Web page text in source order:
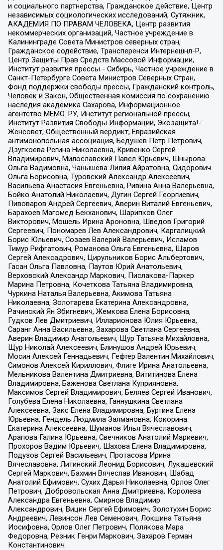
и социального партнерства, Гражданское действие, Центр
независимых социологических исследований, Сутяжник,
АКАДЕМИЯ ПО ПРАВАМ ЧЕЛОВЕКА, Центр развития
некоммерческих организаций, Частное учреждение в
Калининграде Совета Министров северных стран,
Гражданское содействие, Трансперенси Интернешнл-Р,
Центр Защиты Прав Средств Массовой Информации,
Институт развития прессы - Сибирь, Частное учреждение в
Санкт-Петербурге Совета Министров Северных Стран,
Фонд поддержки свободы прессы, Гражданский контроль,
Человек и Закон, Общественная комиссия по сохранению
наследия академика Сахарова, Информационное
агентство МЕМО. РУ, Институт региональной прессы,
Институт Развития Свободы Информации, Экозащита!-
Женсовет, Общественный вердикт, Евразийская
антимонопольная ассоциация, Бедушев Петр Петрович,
Дзугкоева Регина Николаевна, Кривенко Сергей
Владимирович, Милославский Павел Юрьевич, Шнырова
Ольга Вадимовна, Чанышева Лилия Айратовна, Сидорович
Ольга Борисовна, Туровский Александр Алексеевич,
Васильева Анастасия Евгеньевна, Ривина Анна Валерьевна,
Бойко Анатолий Николаевич, Дугин Сергей Георгиевич,
Пивоваров Андрей Сергеевич, Аверин Виталий Евгеньевич,
Барахоев Магомед Бекханович, Шарипков Олег
Викторович, Мошель Ирина Ароновна, Шведов Григорий
Сергеевич, Пономарев Лев Александрович, Каргалицкий
Борис Юльевич, Созаев Валерий Валерьевич, Исламов
Тимур Рифгатович, Романова Ольга Евгеньевна, Щаров
Сергей Алексадрович, Цирульников Борис Альбертович,
Гасан Ольга Павловна, Паутов Юрий Анатольевич,
Верховский Александр Маркович, Пислакова-Паркер
Марина Петровна, Кочеткова Татьяна Владимировна,
Чуркина Наталья Валерьевна, Акимова Татьяна
Николаевна, Золотарева Екатерина Александровна,
Рачинский Ян Збигневич, Жемкова Елена Борисовна,
Гудков Лев Дмитриевич, Илларионова Юлия Юрьевна,
Саранг Анна Васильевна, Захарова Светлана Сергеевна,
Аверин Владимир Анатольевич, Щур Татьяна Михайловна,
Щур Николай Алексеевич, Блинушов Андрей Юрьевич,
Мосин Алексей Геннадьевич, Гефтер Валентин Михайлович,
Симонов Алексей Кириллович, Флиге Ирина Анатольевна,
Мельникова Валентина Дмитриевна, Вититинова Елена
Владимировна, Баженова Светлана Куприяновна,
Максимов Сергей Владимирович, Беляев Сергей Иванович,
Голубева Елена Николаевна, Ганнушкина Светлана
Алексеевна, Закс Елена Владимировна, Буртина Елена
Юрьевна, Гендель Людмила Залмановна, Кокорина
Екатерина Алексеевна, Шуманов Илья Вячеславович,
Арапова Галина Юрьевна, Свечников Анатолий Мариевич,
Прохоров Вадим Юрьевич, Шахова Елена Владимировна,
Подузов Сергей Васильевич, Протасова Ирина
Вячеславовна, Литинский Леонид Борисович, Лукашевский
Сергей Маркович, Бахмин Вячеслав Иванович, Шабад
Анатолий Ефимович, Сухих Дарья Николаевна, Орлов Олег
Петрович, Добровольская Анна Дмитриевна, Королева
Александра Евгеньевна, Смирнов Владимир
Александрович, Вицин Сергей Ефимович, Золотухин Борис
Андреевич, Левинсон Лев Семенович, Локшина Татьяна
Иосифовна, Орлов Олег Петрович, Полякова Мара
Федоровна, Резник Генри Маркович, Захаров Герман
Константинович